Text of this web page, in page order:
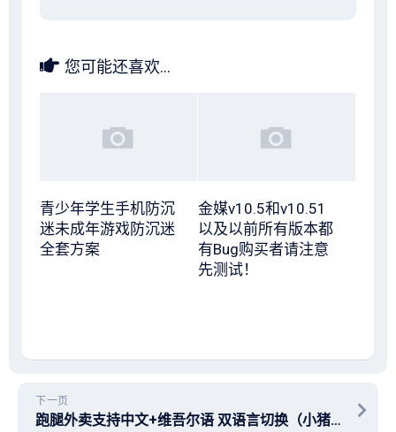
您可能还喜欢...
青少年学生手机防沉
迷未成年游戏防沉迷
全套方案
金媒v10.5和v10.51
以及以前所有版本都
有Bug购买者请注意
先测试！
下一页
跑腿外卖支持中文+维吾尔语 双语言切换（小猪o2o内核）小程序 带uniapp，此系统是小猪新版o2o生活系统内核基础上根据客户要求定制的跑腿外卖，功能完善界面双语切换，当时花了很多钱，有需求的可以来捡漏了